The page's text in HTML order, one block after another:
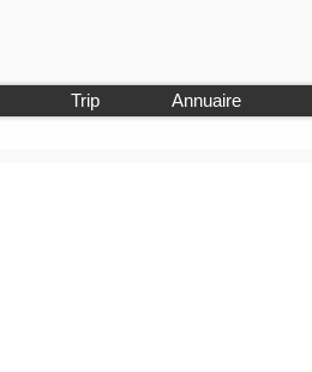
Trip Annuaire